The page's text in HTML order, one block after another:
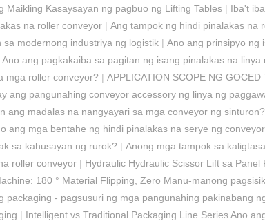
Maikling Kasaysayan ng pagbuo ng Lifting Tables | Iba't
na roller conveyor | Ang tampok ng hindi pinalakas na
modernong industriya ng logistik | Ano ang prinsipyo ng
Ano ang pagkakaiba sa pagitan ng isang pinalakas na
mga roller conveyor? | APPLICATION SCOPE NG
ang pangunahing conveyor accessory ng linya ng
ang madalas na nangyayari sa mga conveyor ng sinturon?
ang mga bentahe ng hindi pinalakas na serye ng
sa kahusayan ng rurok? | Anong mga tampok sa
roller conveyor | Hydraulic Hydraulic Scissor Lift sa
180 ° Material Flipping, Zero Manu-manong
packaging - pagsusuri ng mga pangunahing pakinabang
| Intelligent vs Traditional Packaging Line Series Ano